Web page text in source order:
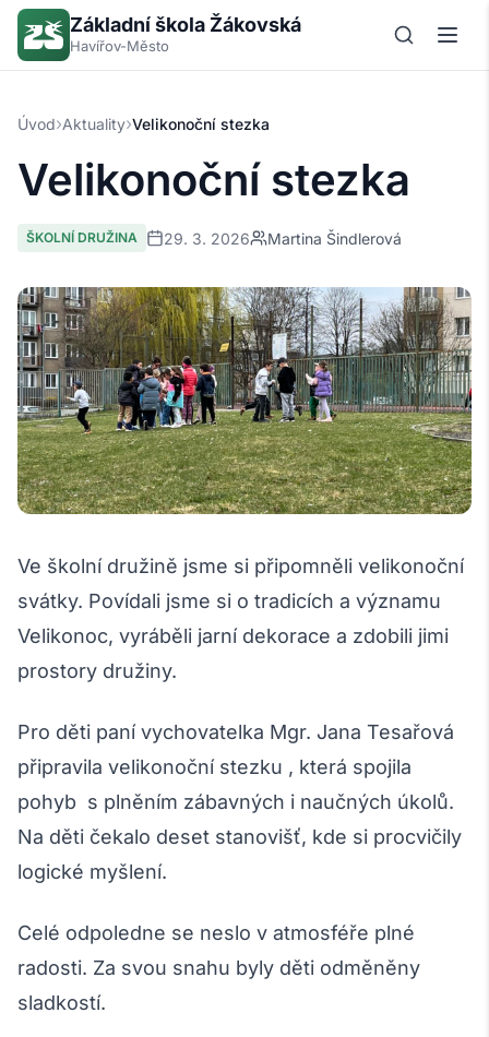
Základní škola Žákovská
Havířov-Město
Úvod›Aktuality›Velikonoční stezka
Velikonoční stezka
ŠKOLNÍ DRUŽINA 29. 3. 2026 Martina Šindlerová
Ve školní družině jsme si připomněli velikonoční
svátky. Povídali jsme si o tradicích a významu
Velikonoc, vyráběli jarní dekorace a zdobili jimi
prostory družiny.
Pro děti paní vychovatelka Mgr. Jana Tesařová
připravila velikonoční stezku , která spojila
pohyb s plněním zábavných i naučných úkolů.
Na děti čekalo deset stanovišť, kde si procvičily
logické myšlení.
Celé odpoledne se neslo v atmosféře plné
radosti. Za svou snahu byly děti odměněny
sladkostí.